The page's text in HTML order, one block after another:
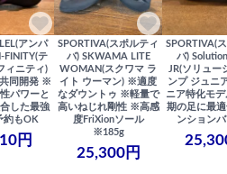
アンパ
FINITY(テ
ィニティ)
同開発 ※
パワーと
した最強
もOK
円
SPORTIVA(スポルティ
バ) SKWAMA LITE
WOMAN(スクワマ ラ
イト ウーマン) ※適度
なダウントゥ ※軽量で
高いねじれ剛性 ※高感
度FriXionソール
※185g
25,300円
SPORTIVA(
バ)
JR(ソリュー
ンプ ジュニ
ニア特化モ
期の足に最
ンション